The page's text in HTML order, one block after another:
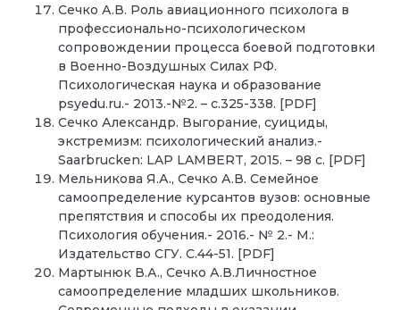
Сечко А.В. Роль авиационного психолога в
профессионально-психологическом
сопровождении процесса боевой подготовки
в Военно-Воздушных Силах РФ.
Психологическая наука и образование
psyedu.ru.- 2013.-№2. – с.325-338. [PDF]
Сечко Александр. Выгорание, суициды,
экстремизм: психологический анализ.-
Saarbrucken: LAP LAMBERT, 2015. – 98 с. [PDF]
Мельникова Я.А., Сечко А.В. Семейное
самоопределение курсантов вузов: основные
препятствия и способы их преодоления.
Психология обучения.- 2016.- № 2.- М.:
Издательство СГУ. С.44-51. [PDF]
Мартынюк В.А., Сечко А.В.Личностное
самоопределение младших школьников.